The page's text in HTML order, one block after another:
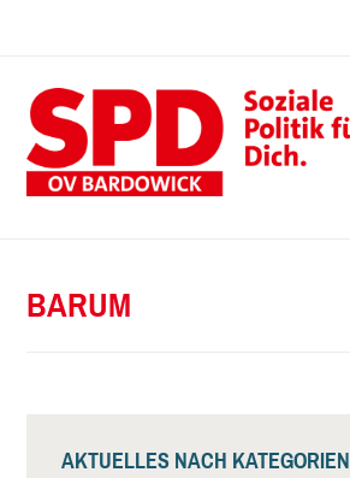
springen
BARUM
AKTUELLES NACH KATEGORIEN